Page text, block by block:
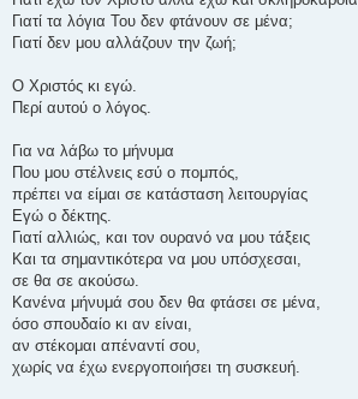
Γιατί τα λόγια Του δεν φτάνουν σε μένα;
Γιατί δεν μου αλλάζουν την ζωή;
Ο Χριστός κι εγώ.
Περί αυτού ο λόγος.
Για να λάβω το μήνυμα
Που μου στέλνεις εσύ ο πομπός,
πρέπει να είμαι σε κατάσταση λειτουργίας
Εγώ ο δέκτης.
Γιατί αλλιώς, και τον ουρανό να μου τάξεις
Και τα σημαντικότερα να μου υπόσχεσαι,
σε θα σε ακούσω.
Κανένα μήνυμά σου δεν θα φτάσει σε μένα,
όσο σπουδαίο κι αν είναι,
αν στέκομαι απέναντί σου,
χωρίς να έχω ενεργοποιήσει τη συσκευή.